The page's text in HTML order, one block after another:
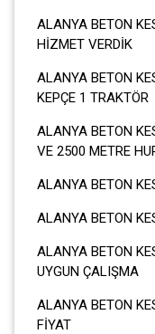
ALANYA BETON
HİZMET VERDİK
ALANYA BETON
KEPÇE 1
ALANYA BETON
VE 2500 METRE
ALANYA BETON
ALANYA BETON
ALANYA BETON
UYGUN ÇALIŞMA
ALANYA BETON